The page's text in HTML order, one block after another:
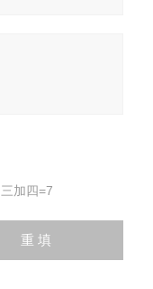
加四=7